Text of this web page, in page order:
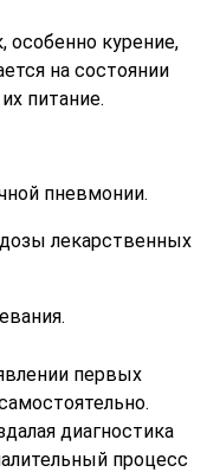
особенно курение,
на состоянии
питание.
пневмонии.
лекарственных
первых
диагностика
процесс